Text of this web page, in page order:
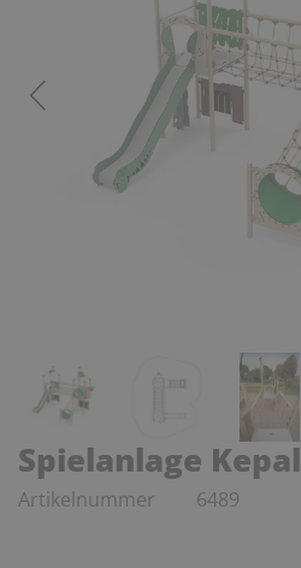
Spielanlage Kepal
Artikelnummer 6489